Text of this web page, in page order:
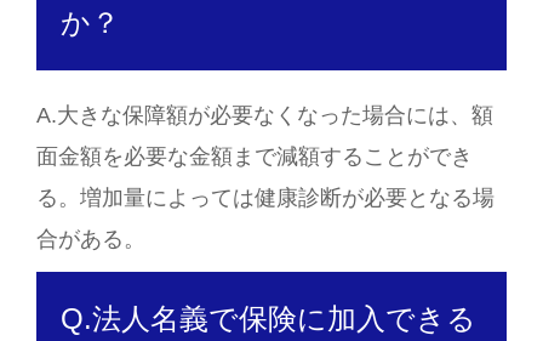
か？
A.大きな保障額が必要なくなった場合には、額
面金額を必要な金額まで減額することができ
る。増加量によっては健康診断が必要となる場
合がある。
Q.法人名義で保険に加入できる